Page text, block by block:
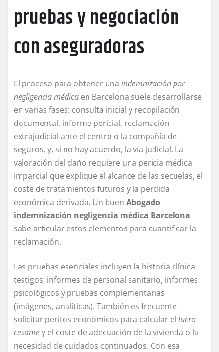
pruebas y negociación
con aseguradoras
El proceso para obtener una indemnización por
negligencia médica en Barcelona suele desarrollarse
en varias fases: consulta inicial y recopilación
documental, informe pericial, reclamación
extrajudicial ante el centro o la compañía de
seguros, y, si no hay acuerdo, la vía judicial. La
valoración del daño requiere una pericia médica
imparcial que explique el alcance de las secuelas, el
coste de tratamientos futuros y la pérdida
económica derivada. Un buen Abogado
indemnización negligencia médica Barcelona
sabe articular estos elementos para cuantificar la
reclamación.
Las pruebas esenciales incluyen la historia clínica,
testigos, informes de personal sanitario, informes
psicológicos y pruebas complementarias
(imágenes, analíticas). También es frecuente
solicitar peritos económicos para calcular el lucro
cesantey el coste de adecuación de la vivienda o la
necesidad de cuidados continuados. Con esa